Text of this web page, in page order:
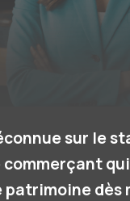
sur le
patrimoine dès